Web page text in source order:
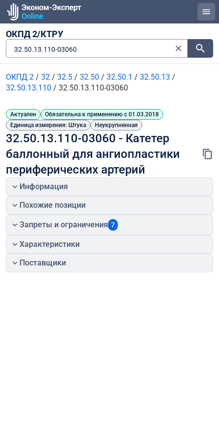
ОКПД 2/КТРУ
32.50.13.110-03060
ОКПД 2 / 32 / 32.5 / 32.50 / 32.50.1 / 32.50.13 /
32.50.13.110 / 32.50.13.110-03060
Актуален
Обязательна к применению с 01.03.2018
Единица измерения: Штука
Неукрупненная
32.50.13.110-03060 - Катетер
баллонный для ангиопластики
периферических артерий
Информация
Похожие позиции
Запреты и ограничения 7
Характеристики
Поставщики